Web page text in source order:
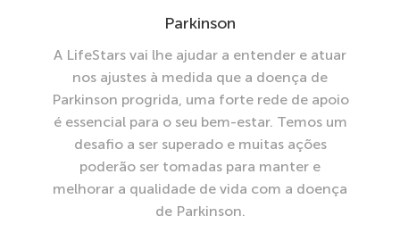
Parkinson
A LifeStars vai lhe ajudar a entender e atuar
nos ajustes à medida que a doença de
Parkinson progrida, uma forte rede de apoio
é essencial para o seu bem-estar. Temos um
desafio a ser superado e muitas ações
poderão ser tomadas para manter e
melhorar a qualidade de vida com a doença
de Parkinson.